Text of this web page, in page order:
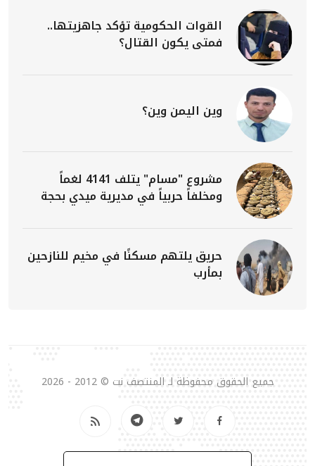
القوات الحكومية تؤكد جاهزيتها..
فمتى يكون القتال؟
وين اليمن وين؟
مشروع "مسام" يتلف 4141 لغماً
ومخلفاً حربياً في مديرية ميدي بحجة
حريق يلتهم مسكنًا في مخيم للنازحين
بمأرب
جميع الحقوق محفوظة لـ المنتصف نت © 2012 - 2026